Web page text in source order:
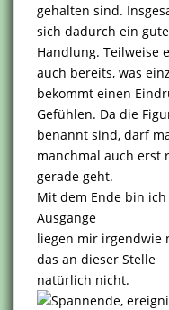
gehalten sind.
sich dadurch ein
Handlung. Teilweise
auch bereits, was
bekommt einen
Gefühlen. Da die
benannt sind, darf
manchmal auch erst
gerade geht.
Mit dem Ende bin
Ausgänge
liegen mir irgendwie
das an dieser Stelle
natürlich nicht.
Spannende,